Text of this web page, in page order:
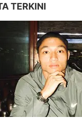
TERKINI